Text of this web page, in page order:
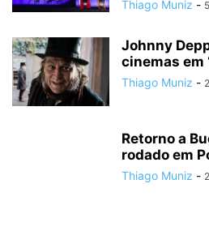
Thiago Muniz -
Johnny
cinemas em
Thiago Muniz -
Retorno a
rodado em
Thiago Muniz -